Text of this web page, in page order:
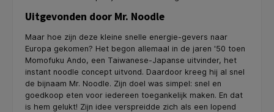
Uitgevonden door Mr. Noodle
Maar hoe zijn deze kleine snelle energie-gevers naar
Europa gekomen? Het begon allemaal in de jaren '50 toen
Momofuku Ando, een Taiwanese-Japanse uitvinder, het
instant noodle concept uitvond. Daardoor kreeg hij al snel
de bijnaam Mr. Noodle. Zijn doel was simpel: snel en
goedkoop eten voor iedereen toegankelijk maken. En dat
is hem gelukt! Zijn idee verspreidde zich als een lopend